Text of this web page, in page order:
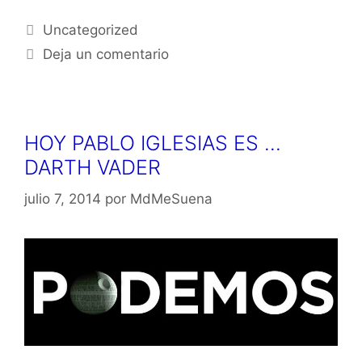
Categorías
Uncategorized
Deja un comentario
HOY PABLO IGLESIAS ES …
DARTH VADER
julio 7, 2014 por MdMeSuena